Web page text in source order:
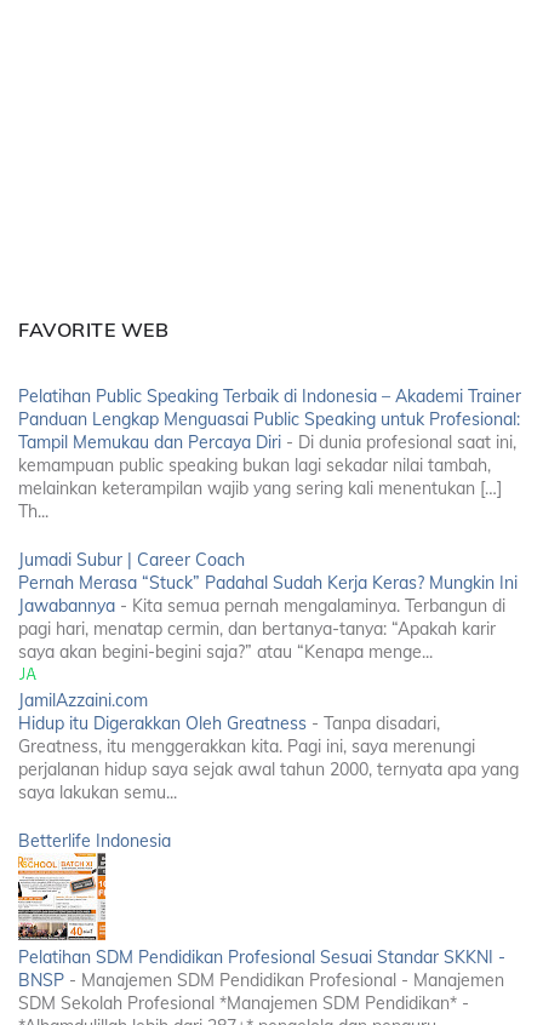
FAVORITE WEB
Pelatihan Public Speaking Terbaik di Indonesia – Akademi Trainer
Panduan Lengkap Menguasai Public Speaking untuk Profesional:
Tampil Memukau dan Percaya Diri - Di dunia profesional saat ini,
kemampuan public speaking bukan lagi sekadar nilai tambah,
melainkan keterampilan wajib yang sering kali menentukan […]
Th...
Jumadi Subur | Career Coach
Pernah Merasa “Stuck” Padahal Sudah Kerja Keras? Mungkin Ini
Jawabannya - Kita semua pernah mengalaminya. Terbangun di
pagi hari, menatap cermin, dan bertanya-tanya: “Apakah karir
saya akan begini-begini saja?” atau “Kenapa menge...
JamilAzzaini.com
Hidup itu Digerakkan Oleh Greatness - Tanpa disadari,
Greatness, itu menggerakkan kita. Pagi ini, saya merenungi
perjalanan hidup saya sejak awal tahun 2000, ternyata apa yang
saya lakukan semu...
Betterlife Indonesia
Pelatihan SDM Pendidikan Profesional Sesuai Standar SKKNI -
BNSP - Manajemen SDM Pendidikan Profesional - Manajemen
SDM Sekolah Profesional *Manajemen SDM Pendidikan* -